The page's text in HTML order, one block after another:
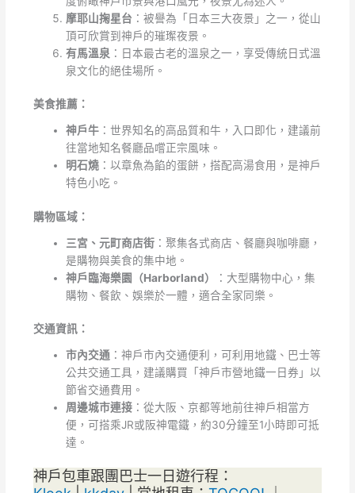
摩耶山掬星台 ：被譽為「日本三大夜景」之一，從山
頂可欣賞到神戶的璀璨夜景。
有馬溫泉 ：日本最古老的溫泉之一，享受傳統日式溫
泉文化的絕佳場所。
美食推薦：
神戶牛：世界知名的高品質和牛，入口即化，建議前
往當地知名餐廳品嚐正宗風味。
明石燒：以章魚為餡的蛋餅，搭配高湯食用，是神戶
特色小吃。
購物區域：
三宮、元町商店街：聚集各式商店、餐廳與咖啡廳，
是購物與美食的集中地。
神戶臨海樂園（Harborland）
：大型購物中心，集
購物、餐飲、娛樂於一體，適合全家同樂。
交通資訊：
市內交通 ：神戶市內交通便利，可利用地鐵、巴士等
公共交通工具，建議購買「神戶市營地鐵一日券」以
節省交通費用。
周邊城市連接：從大阪、京都等地前往神戶相當方
便，可搭乘JR或阪神電鐵，約30分鐘至1小時即可抵
達。
神戶包車跟團巴士一日遊行程：